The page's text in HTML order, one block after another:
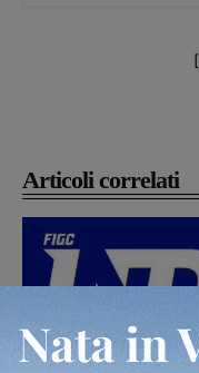
Articoli correlati